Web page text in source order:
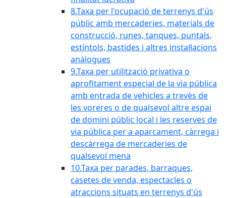
8.Taxa per l'ocupació de terrenys d'ús
públic amb mercaderies, materials de
construcció, runes, tanques, puntals,
estíntols, bastides i altres instal·lacions
anàlogues
9.Taxa per utilització privativa o
aprofitament especial de la via pública
amb entrada de vehicles a trevès de
les voreres o de qualsevol altre espai
de domini públic local i les reserves de
via pública per a aparcament, càrrega i
descàrrega de mercaderies de
qualsevol mena
10.Taxa per parades, barraques,
casetes de venda, espectacles o
atraccions situats en terrenys d'ús